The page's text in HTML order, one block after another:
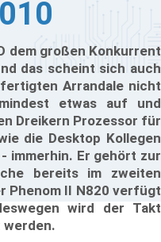
dem großen Konkurrent
das scheint sich auch
Arrandale nicht
etwas auf und
Dreikern Prozessor für
die Desktop Kollegen
immerhin. Er gehört zur
bereits im zweiten
Phenom II N820 verfügt
wird der Takt